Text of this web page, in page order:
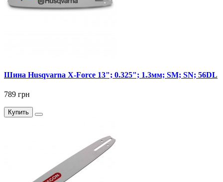
Шина Husqvarna X-Force 13"; 0.325"; 1.3мм; SM; SN; 56DL
789 грн
Купить